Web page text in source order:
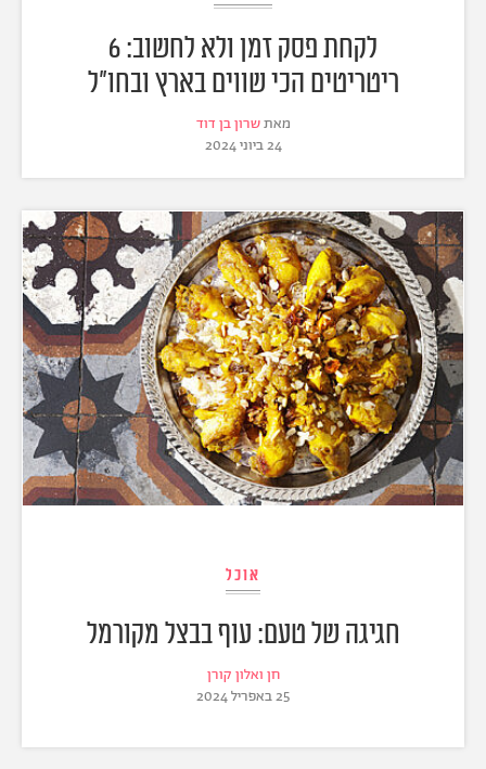
לקחת פסק זמן ולא לחשוב: 6
ריטריטים הכי שווים בארץ ובחו"ל
מאתשרון בן דוד
24 ביוני 2024
אוכל
חגיגה של טעם: עוף בבצל מקורמל
חן ואלון קורן
25 באפריל 2024